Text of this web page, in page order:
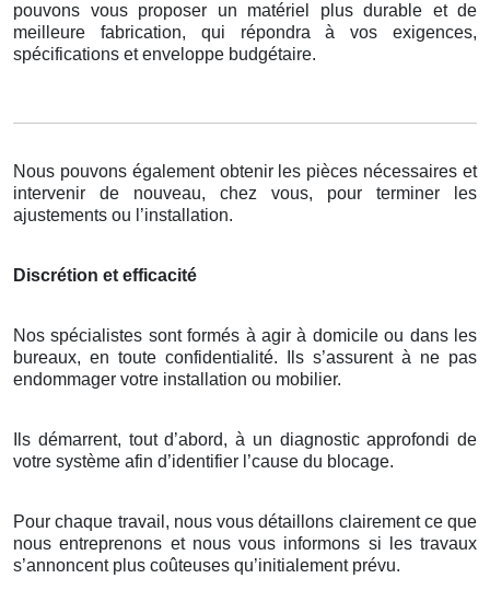
pouvons vous proposer un matériel plus durable et de
meilleure fabrication, qui répondra à vos exigences,
spécifications et enveloppe budgétaire.
Nous pouvons également obtenir les pièces nécessaires et
intervenir de nouveau, chez vous, pour terminer les
ajustements ou l’installation.
Discrétion et efficacité
Nos spécialistes sont formés à agir à domicile ou dans les
bureaux, en toute confidentialité. Ils s’assurent à ne pas
endommager votre installation ou mobilier.
Ils démarrent, tout d’abord, à un diagnostic approfondi de
votre système afin d’identifier l’cause du blocage.
Pour chaque travail, nous vous détaillons clairement ce que
nous entreprenons et nous vous informons si les travaux
s’annoncent plus coûteuses qu’initialement prévu.